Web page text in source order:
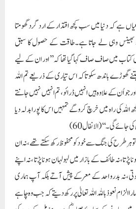
ہے کہ دنیا میں سب کچھ اقتدار کے ارد گرد گھومتا
وہی لے جاتا ہے۔طاقت کے حصول کا سبق
کی کتاب میں صاف صاف کہا گیا تھا کہ’’اور ان کے لیے
گھوڑے باندھ سکو تاکہ اس تیاری کے ذریعے تم اللہ
جو اُن کے علاوہ ہیں انہیں ڈرائو، تم انہیں نہیں جانتے
اللہ کی راہ میں خرچ کرو گے تمہیں اس کا پورا بدلہ دیا
جائے گی۔‘‘(الانفال 60)
تو ہر طرح کی جنگ سے خود کو محفوظ رکھ سکتے تھے،نہ ان
طائف کے بازار میں لہو لہان ہونا پڑتا ،نہ اپنے
بدرو احد کے معرکے پیش آتے بلکہ آپ ہماری
نعوذ باللہ اللہ تعالیٰ پر رکھ دیتے کہ جب وہ چاہے